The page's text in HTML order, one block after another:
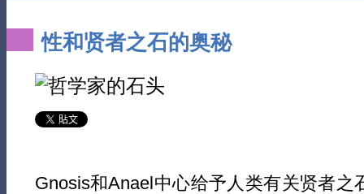
性和贤者之石的奥秘
Gnosis和Anael中心给予人类有关贤者之